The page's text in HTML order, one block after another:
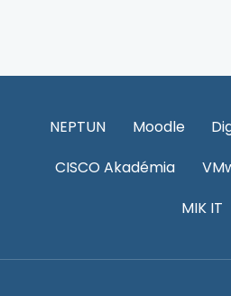
NEPTUN Moodle
CISCO Akadémia
MIK IT